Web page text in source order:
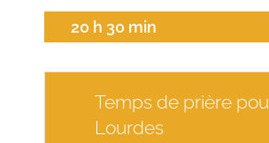
20 h 30 min
Temps de prière
Lourdes